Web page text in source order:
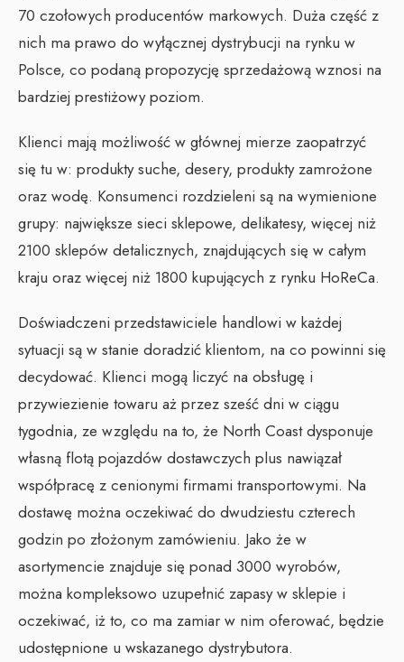
70 czołowych producentów markowych. Duża część z
nich ma prawo do wyłącznej dystrybucji na rynku w
Polsce, co podaną propozycję sprzedażową wznosi na
bardziej prestiżowy poziom.
Klienci mają możliwość w głównej mierze zaopatrzyć
się tu w: produkty suche, desery, produkty zamrożone
oraz wodę. Konsumenci rozdzieleni są na wymienione
grupy: największe sieci sklepowe, delikatesy, więcej niż
2100 sklepów detalicznych, znajdujących się w całym
kraju oraz więcej niż 1800 kupujących z rynku HoReCa.
Doświadczeni przedstawiciele handlowi w każdej
sytuacji są w stanie doradzić klientom, na co powinni się
decydować. Klienci mogą liczyć na obsługę i
przywiezienie towaru aż przez sześć dni w ciągu
tygodnia, ze względu na to, że North Coast dysponuje
własną flotą pojazdów dostawczych plus nawiązał
współpracę z cenionymi firmami transportowymi. Na
dostawę można oczekiwać do dwudziestu czterech
godzin po złożonym zamówieniu. Jako że w
asortymencie znajduje się ponad 3000 wyrobów,
można kompleksowo uzupełnić zapasy w sklepie i
oczekiwać, iż to, co ma zamiar w nim oferować, będzie
udostępnione u wskazanego dystrybutora.